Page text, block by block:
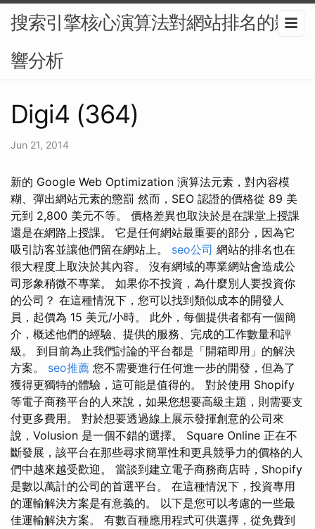
搜索引擎核心演算法對網站排名的影
響分析
Digi4 (364)
Jun 21, 2014
新的 Google Web Optimization 演算法元素，對內容模
糊、彈出網站元素的懲罰 然而，SEO 認證的價格從 89 美
元到 2,800 美元不等。 價格差異也取決於是在課堂上授課
還是在網路上授課。 它是任何網站最重要的部分，因為它
吸引訪客並讓他們留在網站上。 seo公司 網站的排名也在
很大程度上取決於其內容。 沒有網域的專業網站會造成公
司形象稍微不專業。 如果你不投資，為什麼別人要投資你
的公司？ 在這種情況下，您可以找到類似成本的開發人
員，起價為 15 美元/小時。 此外，每個提供者都有一個簡
介，概述他們的經驗、提供的服務、完成的工作數量和評
級。 到目前為止我們討論的平台都是「開箱即用」的解決
方案。 seo推薦 您不需要進行任何進一步的開發，但為了
獲得更獨特的體驗，這可能是值得的。 對於使用 Shopify
等電子商務平台的人來說，如果您想要高級主題，則需要支
付更多費用。 對於想要透過線上展示發揮創意的公司來
說，Volusion 是一個不錯的選擇。 Square Online 正在不
斷發展，該平台在那些尋求簡單性和更具競爭力的價格的人
們中越來越受歡迎。 當談到建立電子商務商店時，Shopify
是數以萬計的公司的首選平台。 在這種情況下，投資專用
的運輸解決方案是有意義的。 以下是您可以考慮的一些最
佳運輸解決方案。 有數百種應用程式可供選擇，從免費到